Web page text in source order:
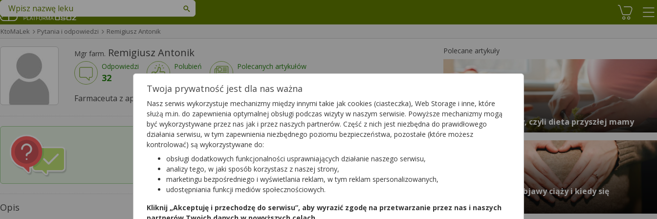
Koszyk
Znajdź lek w swojej okolicy
KtoMaLek Pytania i odpowiedzi Remigiusz Antonik
Mgr farm. Remigiusz Antonik
Odpowiedzi
32
Polubień
165
Polecanych artykułów
0
Farmaceuta z apteki w Piasecznie
Czy chcesz wysłać pytanie do apteki,
w której pracuje ten farmaceuta?
Zapytaj teraz
Opis
Polecane artykuły
Odżywianie w ciąży, czyli dieta przyszłej mamy
Jakie są pierwsze objawy ciąży i kiedy się
pojawiają?
Twoja prywatność jest dla nas ważna
Nasz serwis wykorzystuje mechanizmy między innymi takie jak cookies (ciasteczka), Web Storage i inne, które
służą m.in. do zapewnienia optymalnej obsługi podczas wizyty w naszym serwisie. Powyższe mechanizmy mogą
być wykorzystywane przez nas jak i przez naszych partnerów. Część z nich jest niezbędna do prawidłowego
działania serwisu, w tym zapewnienia niezbędnego poziomu bezpieczeństwa, pozostałe (które możesz
kontrolować) są wykorzystywane do:
obsługi dodatkowych funkcjonalności usprawniających działanie naszego serwisu,
analizy tego, w jaki sposób korzystasz z naszej strony,
marketingu bezpośredniego i wyświetlania reklam, w tym reklam spersonalizowanych,
udostępniania funkcji mediów społecznościowych.
Kliknij „Akceptuję i przechodzę do serwisu”, aby wyrazić zgodę na przetwarzanie przez nas i naszych